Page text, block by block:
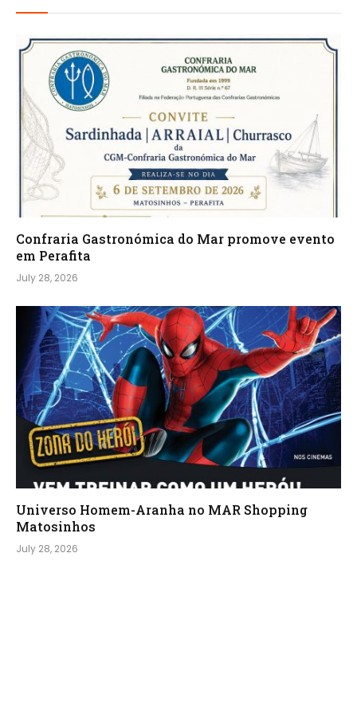
Confraria Gastronómica do Mar promove evento
em Perafita
July 28, 2026
Universo Homem-Aranha no MAR Shopping
Matosinhos
July 28, 2026